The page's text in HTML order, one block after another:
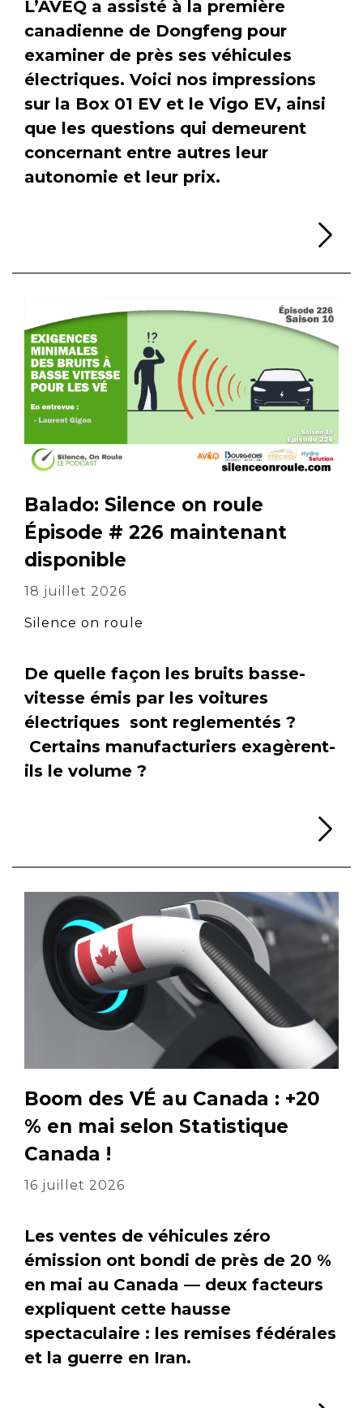
L’AVÉQ a assisté à la première
canadienne de Dongfeng pour
examiner de près ses véhicules
électriques. Voici nos impressions
sur la Box 01 EV et le Vigo EV, ainsi
que les questions qui demeurent
concernant entre autres leur
autonomie et leur prix.
Balado: Silence on roule
Épisode # 226 maintenant
disponible
18 juillet 2026
Silence on roule
De quelle façon les bruits basse-
vitesse émis par les voitures
électriques sont reglementés ?
Certains manufacturiers exagèrent-
ils le volume ?
Boom des VÉ au Canada : +20
% en mai selon Statistique
Canada !
16 juillet 2026
Les ventes de véhicules zéro
émission ont bondi de près de 20 %
en mai au Canada — deux facteurs
expliquent cette hausse
spectaculaire : les remises fédérales
et la guerre en Iran.